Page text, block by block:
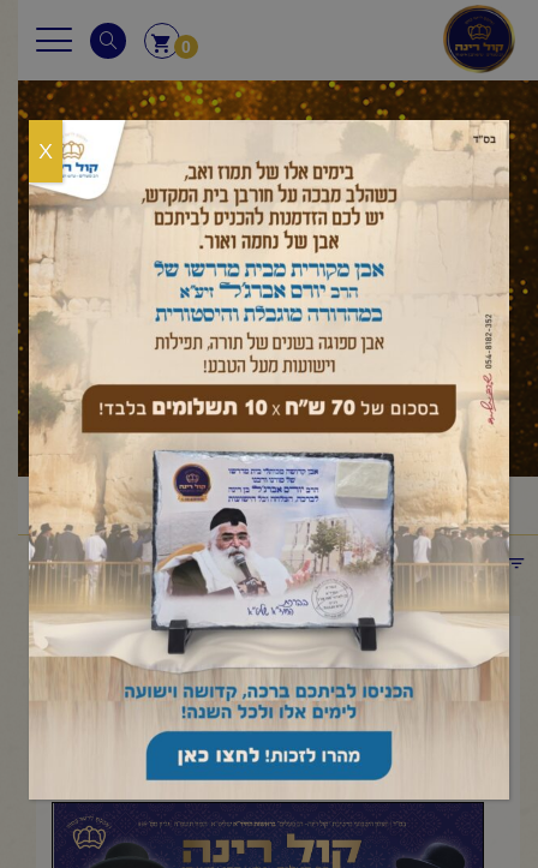
0
עלון לשבת
ראשי/ עלון לשבת /במדבר/קרח/פרשת קורח
תפריט קטגוריות
פרשת קורח
יוני 27, 2025
העלון השבועי מישיבת "קול רינה- רב פעלים" |תמוז תשפ"ה
להדפסה והורדה בקובץ pdf לחץ כאן>
X